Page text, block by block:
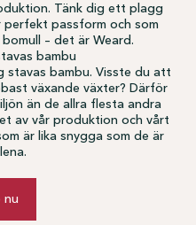
Tänk dig ett plagg
perfekt passform och som
– det är Weard.
bambu
stavas bambu. Visste du att
växande växter? Därför
än de allra flesta andra
av vår produktion och vårt
är lika snygga som de är
nu